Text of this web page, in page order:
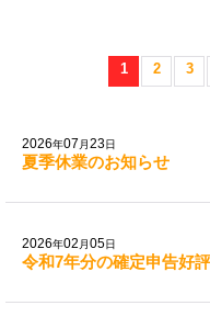
1 2 3
2026年07 月23日
夏季休業のお知らせ
2026年02 月05日
令和7年分の確定申告好